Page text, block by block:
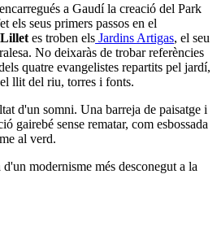
a Gaudí la creació del Park
els seus primers passos en el
es troben els Jardins Artigas, el seu
No deixaràs de trobar referències
quatre evangelistes repartits pel jardí,
llit del riu, torres i fonts.
d'un somni. Una barreja de paisatge i
gairebé sense rematar, com esbossada
al verd.
modernisme més desconegut a la